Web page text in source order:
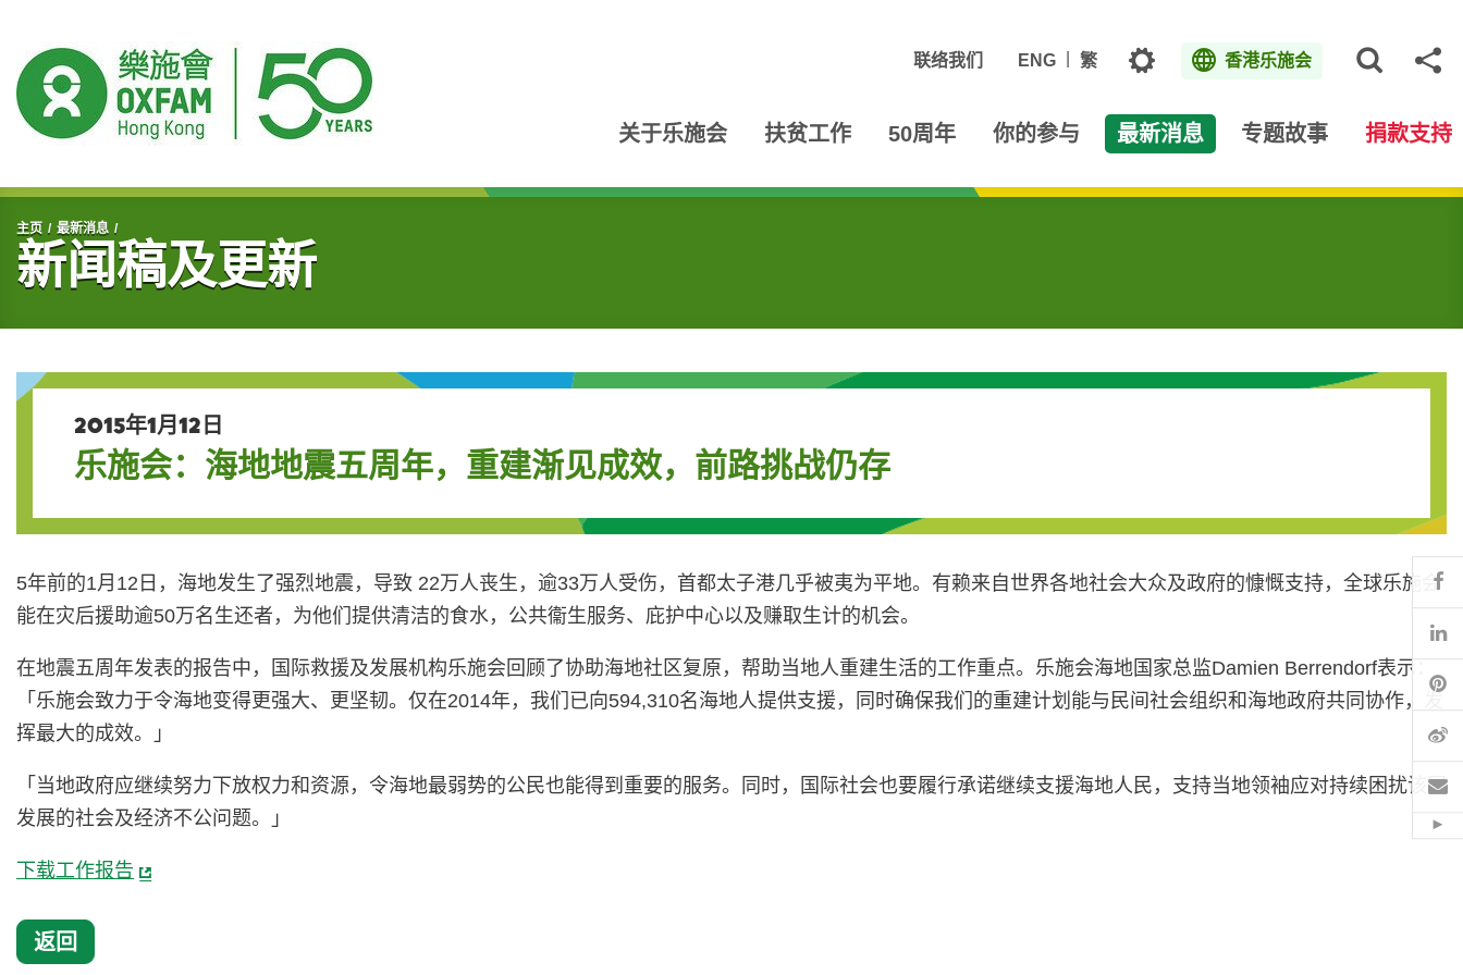
联络我们 ENG 繁 主题 香港乐施会
关于乐施会 扶贫工作 50周年 你的参与 最新消息 专题故事 捐款支持
开始主要内容
主页 最新消息
新闻稿及更新
2015年1月12日
乐施会：海地地震五周年，重建渐见成效，前路挑战仍存
5年前的1月12日，海地发生了强烈地震，导致 22万人丧生，逾33万人受伤，首都太子港几乎被夷为平地。有赖来自世界各地社会大众及政府的慷慨支持，全球乐施会
能在灾后援助逾50万名生还者，为他们提供清洁的食水，公共衞生服务、庇护中心以及赚取生计的机会。
在地震五周年发表的报告中，国际救援及发展机构乐施会回顾了协助海地社区复原，帮助当地人重建生活的工作重点。乐施会海地国家总监Damien Berrendorf表示：
「乐施会致力于令海地变得更强大、更坚韧。仅在2014年，我们已向594,310名海地人提供支援，同时确保我们的重建计划能与民间社会组织和海地政府共同协作，发
挥最大的成效。」
「当地政府应继续努力下放权力和资源，令海地最弱势的公民也能得到重要的服务。同时，国际社会也要履行承诺继续支援海地人民，支持当地领袖应对持续困扰该国
发展的社会及经济不公问题。」
下载工作报告
返回